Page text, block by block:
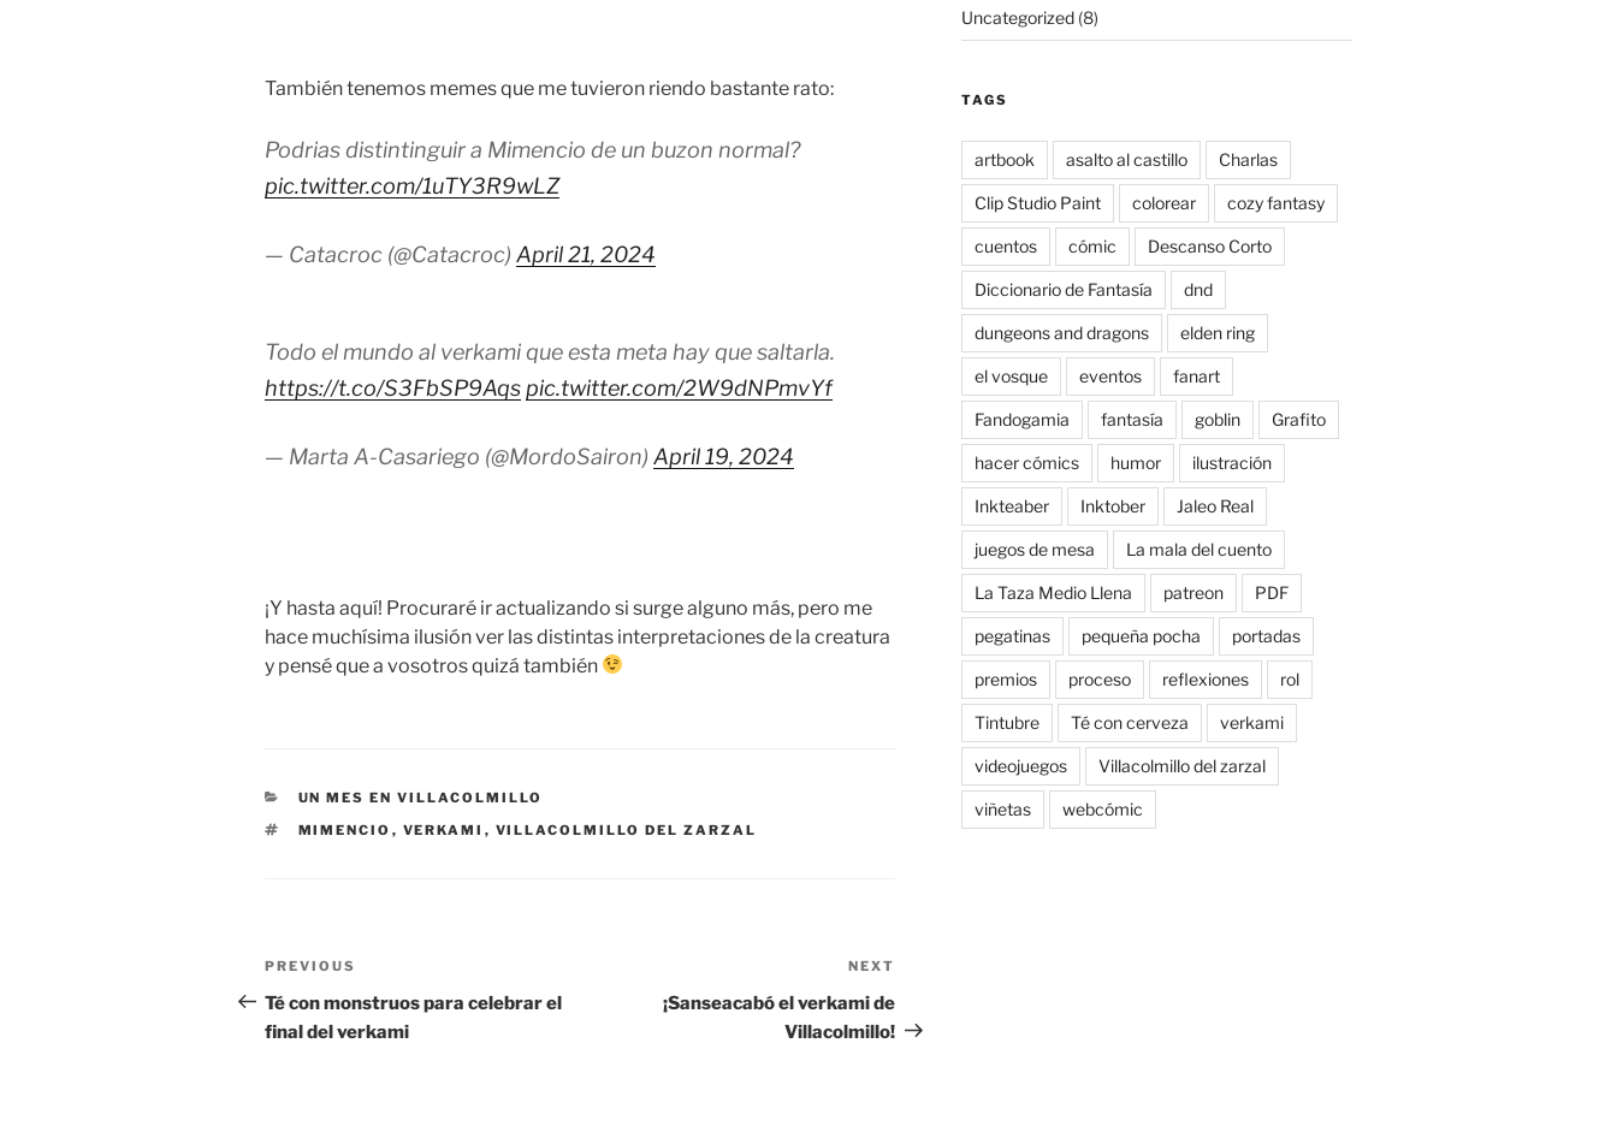
También tenemos memes que me tuvieron riendo bastante rato:
Podrias distintinguir a Mimencio de un buzon normal?
pic.twitter.com/1uTY3R9wLZ
— Catacroc (@Catacroc) April 21, 2024
Todo el mundo al verkami que esta meta hay que saltarla.
https://t.co/S3FbSP9Aqs pic.twitter.com/2W9dNPmvYf
— Marta A-Casariego (@MordoSairon) April 19, 2024
¡Y hasta aquí! Procuraré ir actualizando si surge alguno más, pero me
hace muchísima ilusión ver las distintas interpretaciones de la creatura
y pensé que a vosotros quizá también
CATEGORIES
UN MES EN VILLACOLMILLO
TAGS
MIMENCIO , VERKAMI , VILLACOLMILLO DEL ZARZAL
Post
navigation
Previous
Post
PREVIOUS
Té con monstruos para celebrar el
final del verkami
Post
NEXT
¡Sanseacabó el verkami de
Villacolmillo!
Uncategorized(8)
TAGS
artbook asalto al castillo Charlas
Clip Studio Paint colorear cozy fantasy
cuentos cómic Descanso Corto
Diccionario de Fantasía dnd
dungeons and dragons elden ring
el vosque eventos fanart
Fandogamia fantasía goblin Grafito
hacer cómics humor ilustración
Inkteaber Inktober Jaleo Real
juegos de mesa La mala del cuento
La Taza Medio Llena patreon PDF
pegatinas pequeña pocha portadas
premios proceso reflexiones rol
Tintubre Té con cerveza verkami
videojuegos Villacolmillo del zarzal
viñetas webcómic